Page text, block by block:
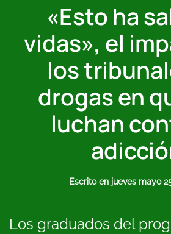
«Esto ha
vidas», el
los
drogas en
luchan
Escrito en jueves mayo
Los graduados del